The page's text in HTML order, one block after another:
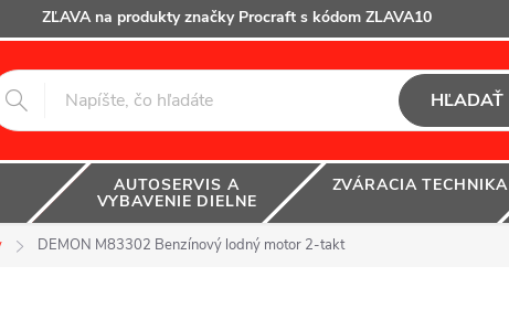
ZĽAVA na produkty značky Procraft s kódom ZLAVA10
HĽADAŤ
AUTOSERVIS A
VYBAVENIE DIELNE
ZVÁRACIA TECHNIKA
DEMON M83302 Benzínový lodný motor 2-takt